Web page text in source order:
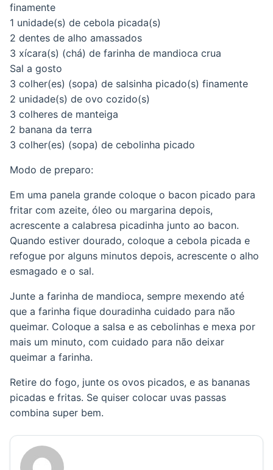
finamente
1 unidade(s) de cebola picada(s)
2 dentes de alho amassados
3 xícara(s) (chá) de farinha de mandioca crua
Sal a gosto
3 colher(es) (sopa) de salsinha picado(s) finamente
2 unidade(s) de ovo cozido(s)
3 colheres de manteiga
2 banana da terra
3 colher(es) (sopa) de cebolinha picado
Modo de preparo:
Em uma panela grande coloque o bacon picado para
fritar com azeite, óleo ou margarina depois,
acrescente a calabresa picadinha junto ao bacon.
Quando estiver dourado, coloque a cebola picada e
refogue por alguns minutos depois, acrescente o alho
esmagado e o sal.
Junte a farinha de mandioca, sempre mexendo até
que a farinha fique douradinha cuidado para não
queimar. Coloque a salsa e as cebolinhas e mexa por
mais um minuto, com cuidado para não deixar
queimar a farinha.
Retire do fogo, junte os ovos picados, e as bananas
picadas e fritas. Se quiser colocar uvas passas
combina super bem.